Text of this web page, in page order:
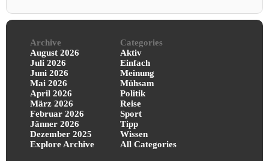
Archive
August 2026
Juli 2026
Juni 2026
Mai 2026
April 2026
März 2026
Februar 2026
Jänner 2026
Dezember 2025
Explore Archive
Categories
Aktiv
Einfach
Meinung
Mühsam
Politik
Reise
Sport
Tipp
Wissen
All Categories